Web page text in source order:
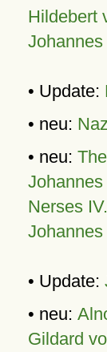
Hildebert
Johannes
• Update:
• neu:
• neu:
Nerses
• Update:
• neu:
Gildard